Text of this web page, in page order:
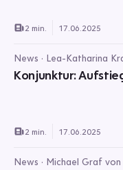
2 min. 17.06.2025
News · Lea-Katharina
Konjunktur:
2 min. 17.06.2025
News · Michael Graf